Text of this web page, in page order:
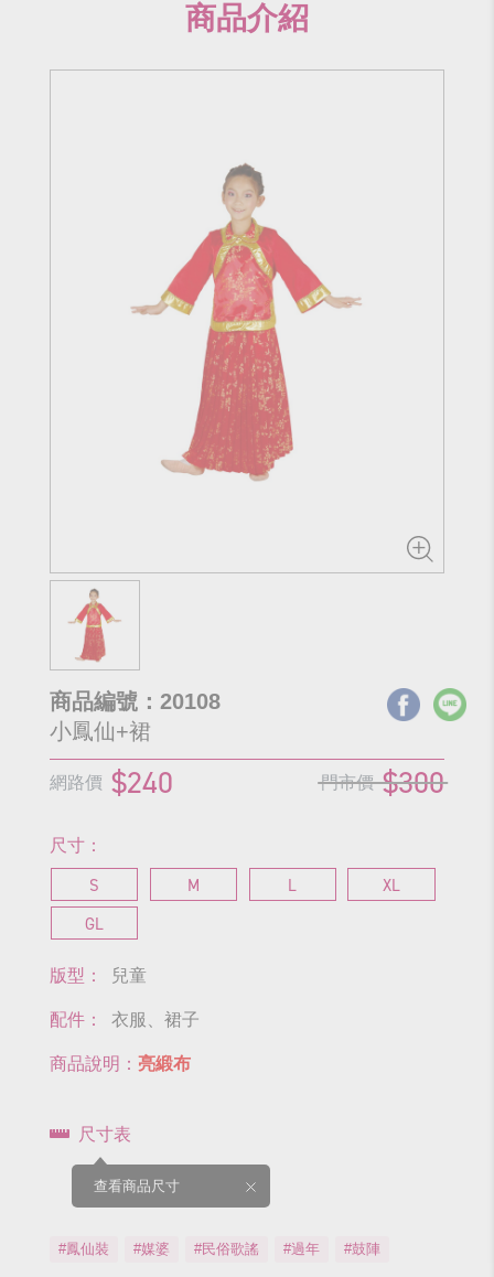
商品介紹
商品編號：20108
小鳳仙+裙
網路價 $240 門市價 $300
尺寸：
S M L
XL
GL
版型： 兒童
配件： 衣服、裙子
商品說明： 亮緞布
尺寸表
查看商品尺寸
#鳳仙裝 #媒婆 #民俗歌謠 #過年 #鼓陣